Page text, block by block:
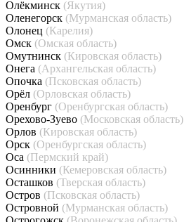
Олёкминск (Якутия)
Оленегорск (Мурманская область)
Олонец (Карелия)
Омск (Омская область)
Омутнинск (Кировская область)
Онега (Архангельская область)
Опочка (Псковская область)
Орёл (Орловская область)
Оренбург (Оренбургская область)
Орехово-Зуево (Московская область)
Орлов (Кировская область)
Орск (Оренбургская область)
Оса (Пермский край)
Осинники (Кемеровская область)
Осташков (Тверская область)
Остров (Псковская область)
Островной (Мурманская область)